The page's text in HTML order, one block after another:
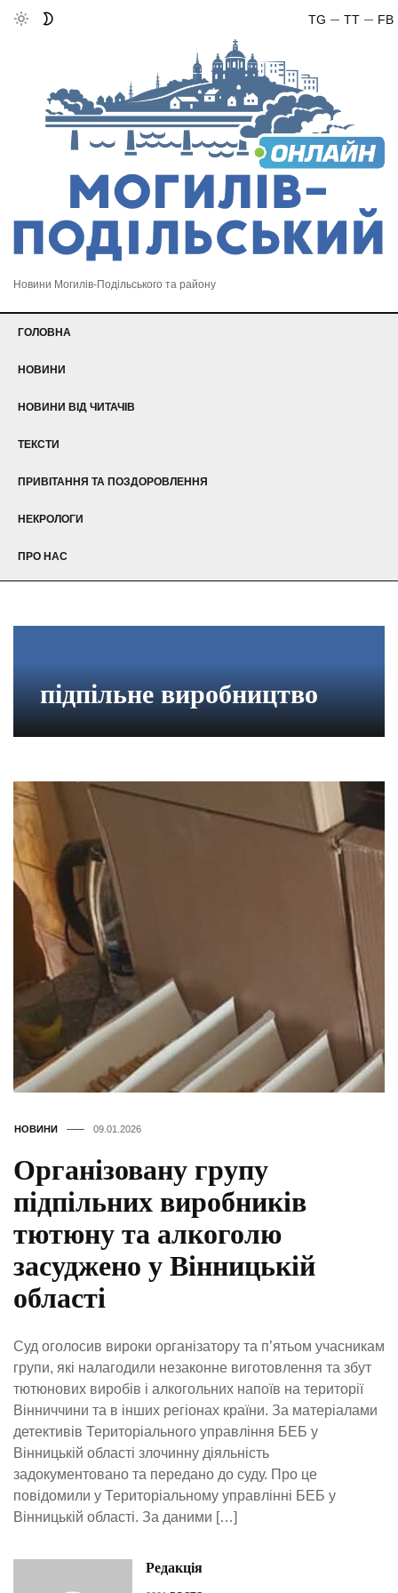
FB
TT
TG
Новини Могилів-Подільського та району
ГОЛОВНА
НОВИНИ
НОВИНИ ВІД ЧИТАЧІВ
ТЕКСТИ
ПРИВІТАННЯ ТА ПОЗДОРОВЛЕННЯ
НЕКРОЛОГИ
ПРО НАС
підпільне виробництво
НОВИНИ 09.01.2026
Організовану групу
підпільних виробників
тютюну та алкоголю
засуджено у Вінницькій
області
Суд оголосив вироки організатору та п’ятьом учасникам
групи, які налагодили незаконне виготовлення та збут
тютюнових виробів і алкогольних напоїв на території
Вінниччини та в інших регіонах країни. За матеріалами
детективів Територіального управління БЕБ у
Вінницькій області злочинну діяльність
задокументовано та передано до суду. Про це
повідомили у Територіальному управлінні БЕБ у
Вінницькій області. За даними […]
Редакція